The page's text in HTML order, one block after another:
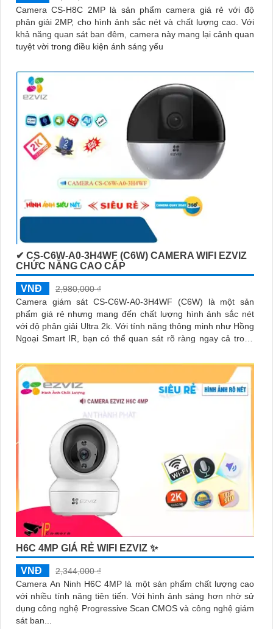
Camera CS-H8C 2MP là sản phẩm camera giá rẻ với độ
phân giải 2MP, cho hình ảnh sắc nét và chất lượng cao. Với
khả năng quan sát ban đêm, camera này mang lại cảnh quan
tuyệt vời trong điều kiện ánh sáng yếu
✔ CS-C6W-A0-3H4WF (C6W) CAMERA WIFI EZVIZ
CHỨC NĂNG CAO CẤP
VNĐ
2,980,000 ₫
Camera giám sát CS-C6W-A0-3H4WF (C6W) là một sản
phẩm giá rẻ nhưng mang đến chất lượng hình ảnh sắc nét
với độ phân giải Ultra 2k. Với tính năng thông minh như Hồng
Ngoại Smart IR, bạn có thể quan sát rõ ràng ngay cả trong
H6C 4MP GIÁ RẺ WIFI EZVIZ ✨
VNĐ
2,344,000 ₫
Camera An Ninh H6C 4MP là một sản phẩm chất lượng cao
với nhiều tính năng tiên tiến. Với hình ảnh sáng hơn nhờ sử
dụng công nghệ Progressive Scan CMOS và công nghệ giám
sát ban...